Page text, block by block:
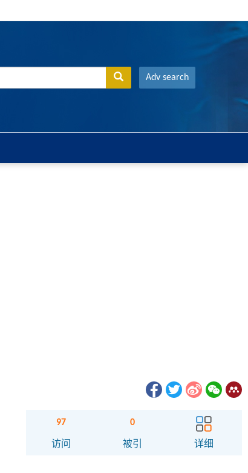
Adv search
97
访问
0
被引 详细